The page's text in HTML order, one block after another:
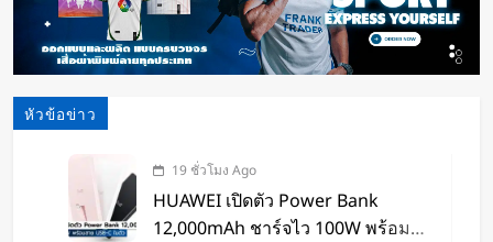
หัวข้อข่าว
19 ชั่วโมง Ago
HUAWEI เปิดตัว Power Bank
12,000mAh ชาร์จไว 100W พร้อม